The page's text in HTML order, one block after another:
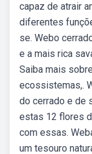
capaz de atrair
diferentes
se. Webo
e a mais rica
Saiba mais
ecossistemas,.
do cerrado e de
estas 12 flores
com essas.
um tesouro